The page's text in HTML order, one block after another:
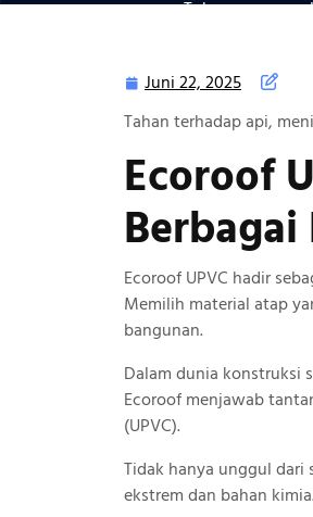
Tokoeco.com>>
Juni 22, 2025 Juni
2025
Tahan terhadap api,
Ecoroof
Ecoroof UPVC hadir
Memilih material atap
bangunan.
Dalam dunia konstruksi
Ecoroof menjawab
(UPVC).
Tidak hanya unggul dari
ekstrem dan bahan